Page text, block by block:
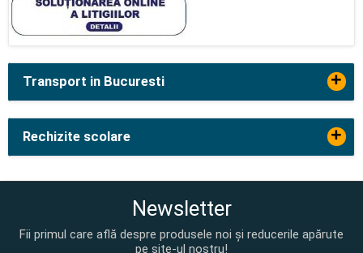
Transport in Bucuresti +
Rechizite scolare +
Newsletter
Fii primul care află despre produsele noi și reducerile apărute
pe site-ul nostru!